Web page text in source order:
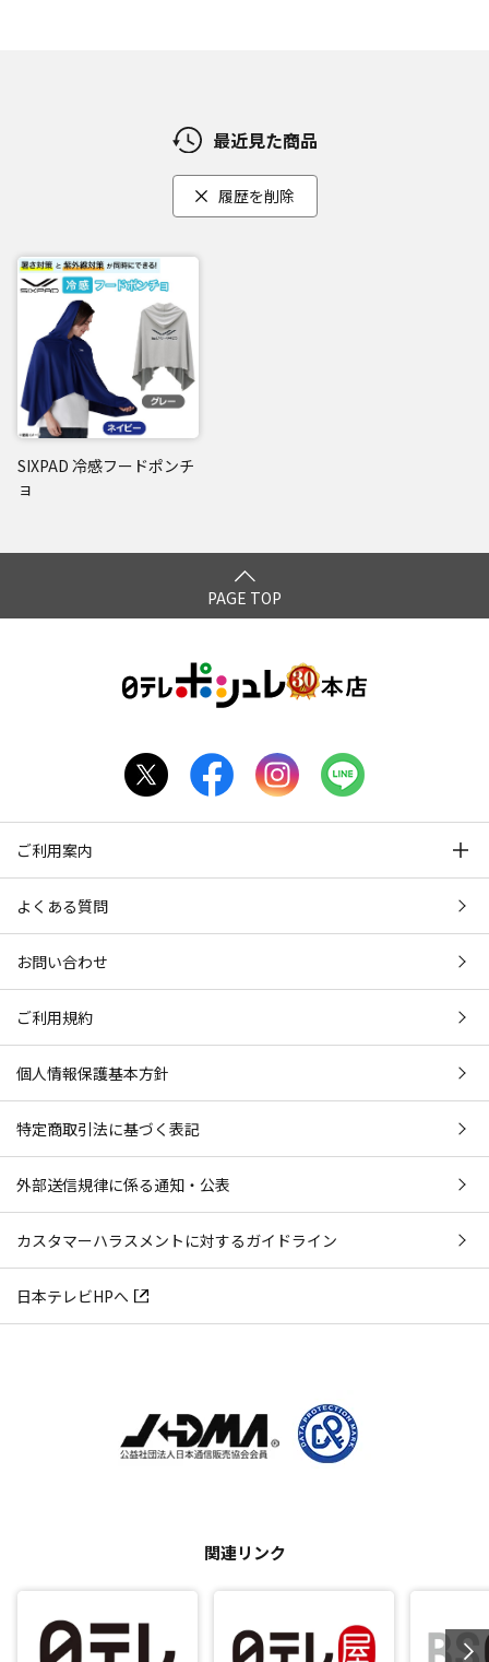
最近見た商品
履歴を削除
SIXPAD 冷感フードポンチ
ョ
PAGE TOP
ご利用案内
よくある質問
お問い合わせ
ご利用規約
個人情報保護基本方針
特定商取引法に基づく表記
外部送信規律に係る通知・公表
カスタマーハラスメントに対するガイドライン
日本テレビHPへ
関連リンク